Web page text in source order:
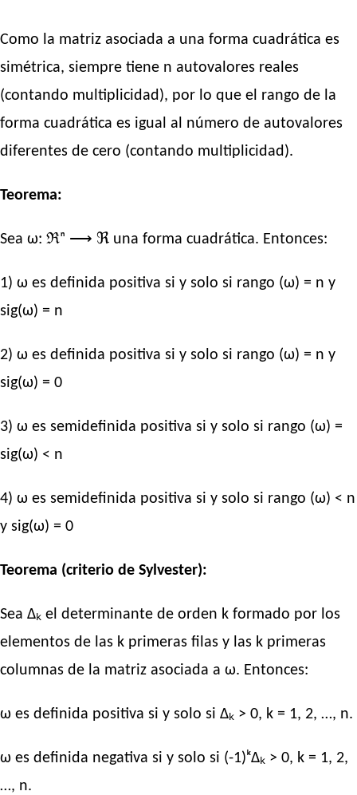
Como la matriz asociada a una forma cuadrática es
simétrica, siempre tiene n autovalores reales
(contando multiplicidad), por lo que el rango de la
forma cuadrática es igual al número de autovalores
diferentes de cero (contando multiplicidad).
Teorema:
Sea ω: ℜⁿ ⟶ ℜ una forma cuadrática. Entonces:
1) ω es definida positiva si y solo si rango (ω) = n y
sig(ω) = n
2) ω es definida positiva si y solo si rango (ω) = n y
sig(ω) = 0
3) ω es semidefinida positiva si y solo si rango (ω) =
sig(ω) < n
4) ω es semidefinida positiva si y solo si rango (ω) < n
y sig(ω) = 0
Teorema (criterio de Sylvester):
Sea Δₖ el determinante de orden k formado por los
elementos de las k primeras filas y las k primeras
columnas de la matriz asociada a ω. Entonces:
ω es definida positiva si y solo si Δₖ > 0, k = 1, 2, …, n.
ω es definida negativa si y solo si (-1)ᵏΔₖ > 0, k = 1, 2,
…, n.